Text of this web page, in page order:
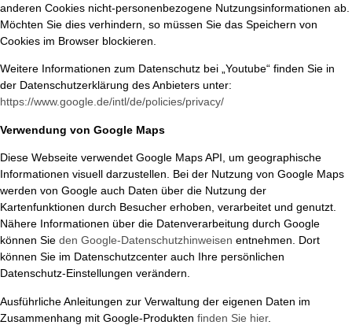
anderen Cookies nicht-personenbezogene Nutzungsinformationen ab.
Möchten Sie dies verhindern, so müssen Sie das Speichern von
Cookies im Browser blockieren.
Weitere Informationen zum Datenschutz bei „Youtube“ finden Sie in
der Datenschutzerklärung des Anbieters unter:
https://www.google.de/intl/de/policies/privacy/
Verwendung von Google Maps
Diese Webseite verwendet Google Maps API, um geographische
Informationen visuell darzustellen. Bei der Nutzung von Google Maps
werden von Google auch Daten über die Nutzung der
Kartenfunktionen durch Besucher erhoben, verarbeitet und genutzt.
Nähere Informationen über die Datenverarbeitung durch Google
können Sie den Google-Datenschutzhinweisen entnehmen. Dort
können Sie im Datenschutzcenter auch Ihre persönlichen
Datenschutz-Einstellungen verändern.
Ausführliche Anleitungen zur Verwaltung der eigenen Daten im
Zusammenhang mit Google-Produkten finden Sie hier.